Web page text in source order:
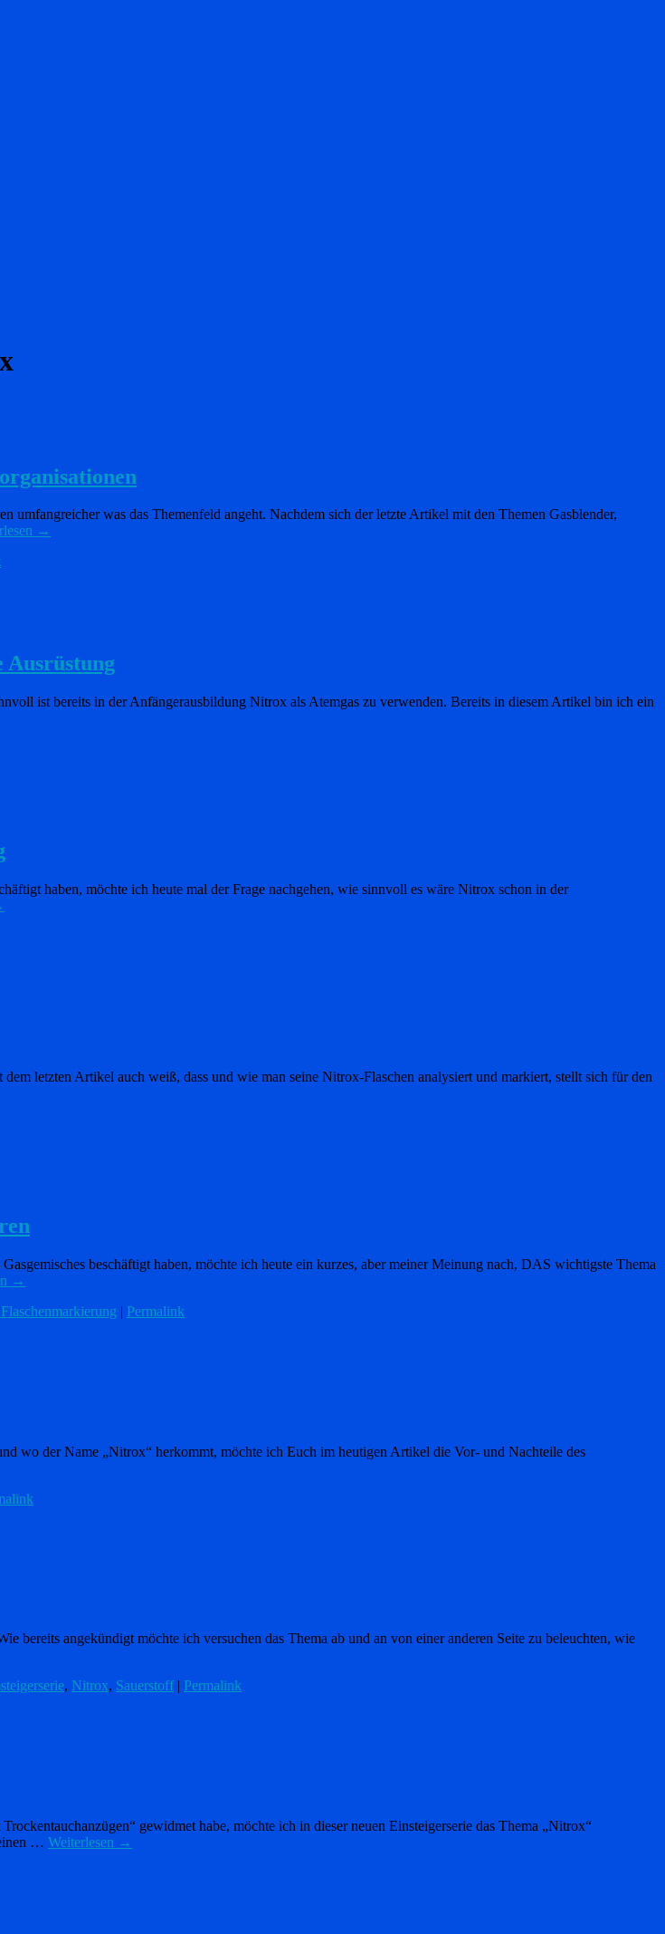
was das Themenfeld angeht. Nachdem sich der letzte Artikel mit den Themen Gasblender,
→
Ausrüstung
ist bereits in der Anfängerausbildung Nitrox als Atemgas zu verwenden. Bereits in diesem Artikel bin ich ein
haben, möchte ich heute mal der Frage nachgehen, wie sinnvoll es wäre Nitrox schon in der
letzten Artikel auch weiß, dass und wie man seine Nitrox-Flaschen analysiert und markiert, stellt sich für den
beschäftigt haben, möchte ich heute ein kurzes, aber meiner Meinung nach, DAS wichtigste Thema
→
| Permalink
wo der Name „Nitrox“ herkommt, möchte ich Euch im heutigen Artikel die Vor- und Nachteile des
bereits angekündigt möchte ich versuchen das Thema ab und an von einer anderen Seite zu beleuchten, wie
, Nitrox, Sauerstoff | Permalink
gewidmet habe, möchte ich in dieser neuen Einsteigerserie das Thema „Nitrox“
… Weiterlesen →